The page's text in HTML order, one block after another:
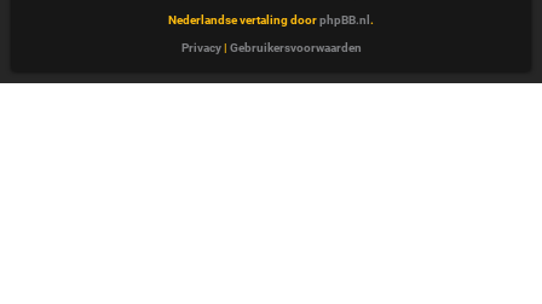
Nederlandse vertaling doorphpBB.nl .
Privacy| Gebruikersvoorwaarden